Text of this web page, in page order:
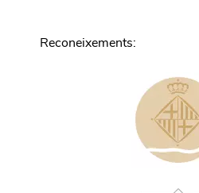
Reconeixements: